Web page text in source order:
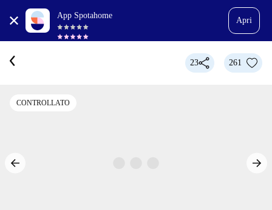
App Spotahome
Apri
23 261
CONTROLLATO